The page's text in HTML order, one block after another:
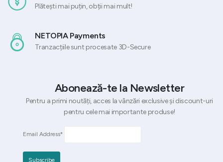
Plătești mai puțin, obții mai mult!
NETOPIA Payments
Tranzacțiile sunt procesate 3D-Secure
Abonează-te la Newsletter
Pentru a primi noutăți, acces la vânzări exclusive și discount-uri
pentru cele mai importante produse!
Email Address*